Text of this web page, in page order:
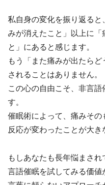
私自身の変化を振り返る
みが消えたこと」以上に「
と」にあると感じます。
もう「また痛みが出たら
されることはありません。
この心の自由こそ、非言
す。
催眠術によって、痛みそ
反応が変わったことが大き
もしあなたも長年悩まさ
言語催眠を試してみる価値